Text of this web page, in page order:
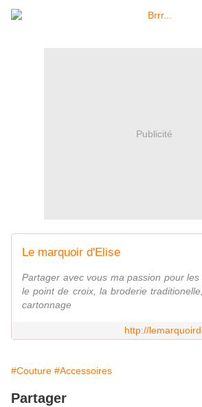
Publicité
Le marquoir d'Elise
Partager avec vous ma passion pour les
le point de croix, la broderie
cartonnage
http://
#Couture #Accessoires
Partager